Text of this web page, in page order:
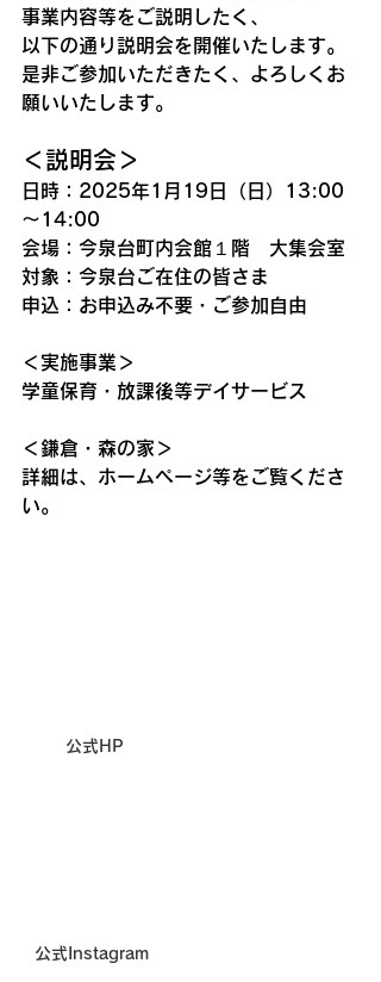
事業内容等をご説明したく、
以下の通り説明会を開催いたします。
是非ご参加いただきたく、よろしくお
願いいたします。
＜説明会＞
日時：2025年1月19日（日）13:00
～14:00
会場：今泉台町内会館１階　大集会室
対象：今泉台ご在住の皆さま
申込：お申込み不要・ご参加自由
＜実施事業＞
学童保育・放課後等デイサービス
＜鎌倉・森の家＞
詳細は、ホームページ等をご覧くださ
い。
公式HP
公式Instagram